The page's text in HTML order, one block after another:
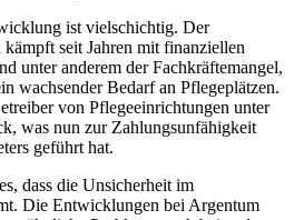
ist vielschichtig. Der
seit Jahren mit finanziellen
unter anderem der Fachkräftemangel,
wachsender Bedarf an Pflegeplätzen.
von Pflegeeinrichtungen unter
was nun zur Zahlungsunfähigkeit
geführt hat.
dass die Unsicherheit im
Die Entwicklungen bei Argentum